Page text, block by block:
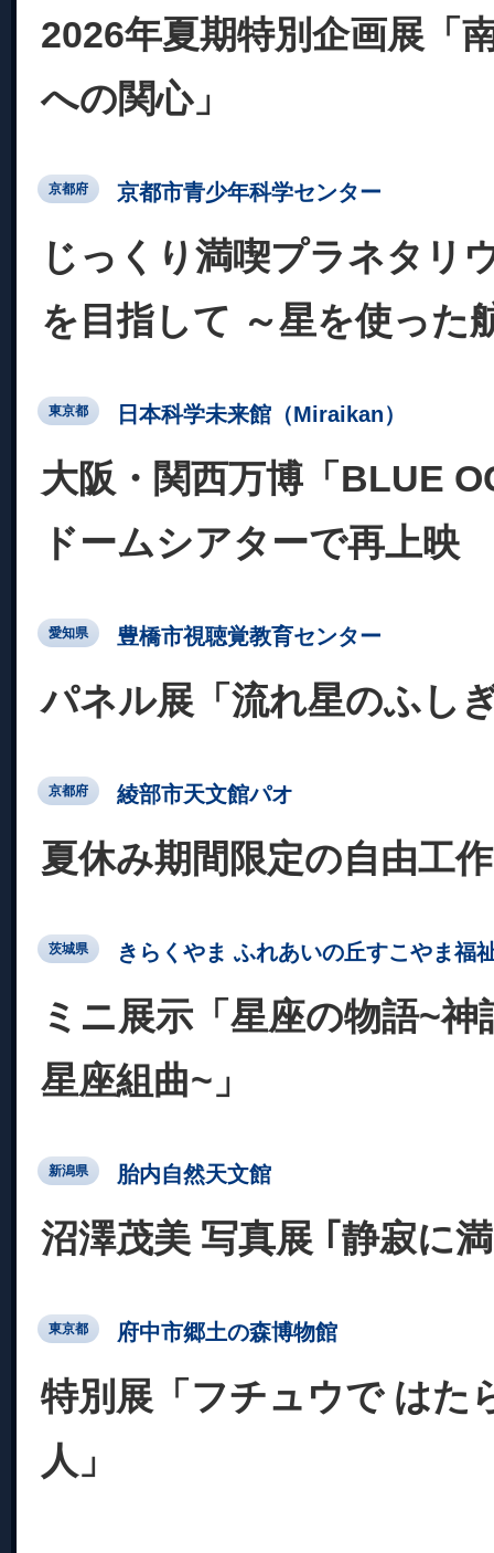
2026年夏期特別企画展「
への関心」
京都府 京都市青少年科学センター
じっくり満喫プラネタリ
を目指して ～星を使った
東京都 日本科学未来館（Miraikan）
大阪・関西万博「BLUE
ドームシアターで再上映
愛知県 豊橋市視聴覚教育センター
パネル展「流れ星のふし
京都府 綾部市天文館パオ
夏休み期間限定の自由工作
茨城県 きらくやま ふれあいの丘すこやま福
ミニ展示「星座の物語~
星座組曲~」
新潟県 胎内自然天文館
沼澤茂美 写真展 ｢静寂に
東京都 府中市郷土の森博物館
特別展「フチュウで はた
人」